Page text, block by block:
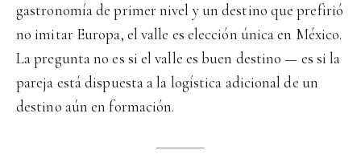
gastronomía de primer nivel y un destino que prefirió
no imitar Europa, el valle es elección única en México.
La pregunta no es si el valle es buen destino — es si la
pareja está dispuesta a la logística adicional de un
destino aún en formación.